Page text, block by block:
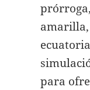
para